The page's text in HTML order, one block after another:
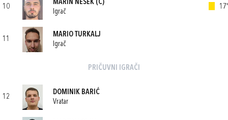
10
MARIN NESEK (C)
Igrač
17'
11
MARIO TURKALJ
Igrač
PRIČUVNI IGRAČI
12
DOMINIK BARIĆ
Vratar